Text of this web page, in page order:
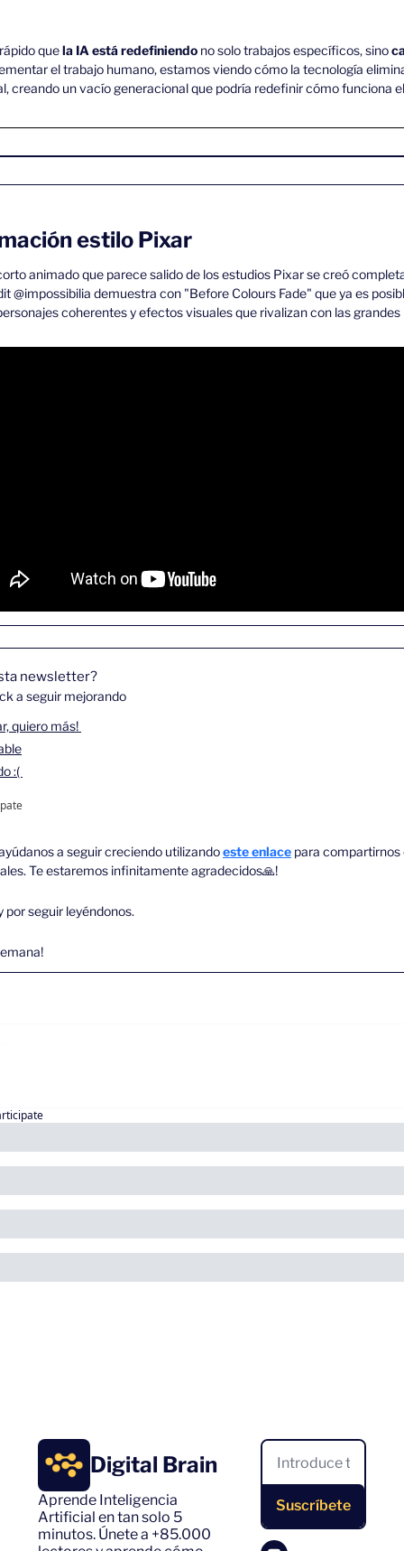
que la IA está redefiniendo no solo trabajos específicos, sino
el trabajo humano, estamos viendo cómo la tecnología
creando un vacío generacional que podría redefinir cómo funciona
estilo Pixar
animado que parece salido de los estudios Pixar se creó
@impossibilia demuestra con "Before Colours Fade" que ya es
coherentes y efectos visuales que rivalizan con las
newsletter?
a seguir mejorando
quiero más!
:(
a seguir creciendo utilizando este enlace para compartirnos
Te estaremos infinitamente agradecidos🙏!
por seguir leyéndonos.
Digital Brain
Aprende Inteligencia
Artificial en tan solo 5
minutos. Únete a +85.000
Suscríbete